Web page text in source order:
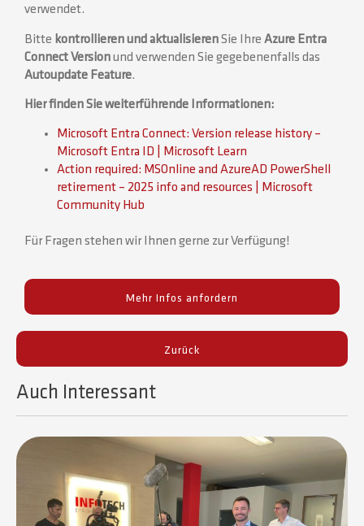
verwendet.
Bitte kontrollieren und aktualisierenSie Ihre Azure Entra
Connect Versionund verwenden Sie gegebenenfalls das
Autoupdate Feature.
Hier finden Sie weiterführende Informationen:
Microsoft Entra Connect: Version release history –
Microsoft Entra ID | Microsoft Learn
Action required: MSOnline and AzureAD PowerShell
retirement – 2025 info and resources | Microsoft
Community Hub
Für Fragen stehen wir Ihnen gerne zur Verfügung!
Mehr Infos anfordern
Zurück
Auch Interessant​